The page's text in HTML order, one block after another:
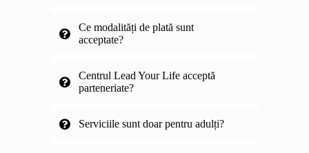
Ce modalități de plată sunt
acceptate?
Centrul Lead Your Life acceptă
parteneriate?
Serviciile sunt doar pentru adulți?